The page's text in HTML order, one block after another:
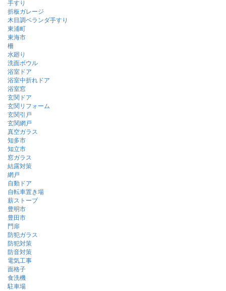
手すり
折板ガレージ
木目調ベランダ手すり
東浦町
東海市
柵
水廻り
洗面ボウル
浴室ドア
浴室中折れドア
浴室窓
玄関ドア
玄関リフォーム
玄関引戸
玄関網戸
真空ガラス
知多市
知立市
窓ガラス
結露対策
網戸
自動ドア
自転車置き場
薪ストーブ
豊明市
豊田市
門扉
防犯ガラス
防犯対策
防音対策
電気工事
面格子
食洗機
駐車場